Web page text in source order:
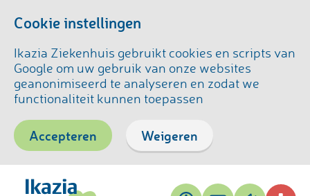
Cookie instellingen
Ikazia Ziekenhuis gebruikt cookies en scripts van
Google om uw gebruik van onze websites
geanonimiseerd te analyseren en zodat we
functionaliteit kunnen toepassen
Accepteren Weigeren